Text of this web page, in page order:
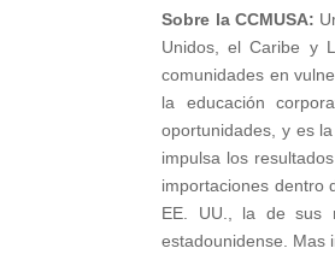
Sobre la CCMUSA:
Unidos, el Caribe y
comunidades en
la educación
oportunidades, y es
impulsa los
importaciones dentro
EE. UU., la de sus
estadounidense. Mas